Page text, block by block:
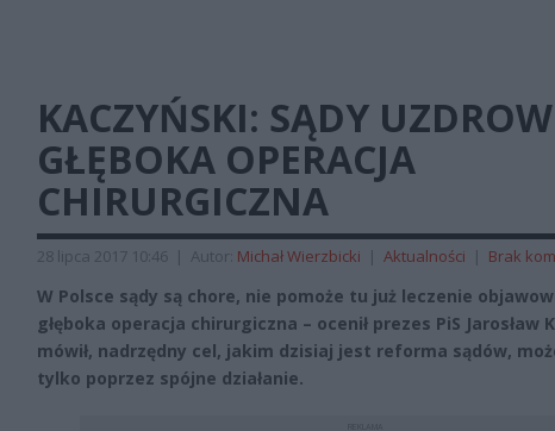
KACZYŃSKI: SĄDY
GŁĘBOKA OPERACJA
CHIRURGICZNA
28 lipca 2017 10:46 | Autor: Michał Wierzbicki | Aktualności | Brak
W Polsce sądy są chore, nie pomoże tu już leczenie
głęboka operacja chirurgiczna – ocenił prezes PiS Jarosław
mówił, nadrzędny cel, jakim dzisiaj jest reforma sądów,
tylko poprzez spójne działanie.